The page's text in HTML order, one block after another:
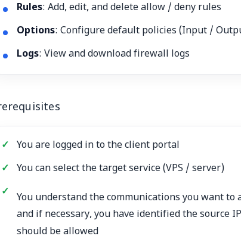
Rules: Add, edit, and delete allow / deny rules
Options: Configure default policies (Input /
Logs: View and download firewall logs
You are logged in to the client portal
You can select the target service (VPS / server)
You understand the communications you want to
and if necessary, you have identified the source
should be allowed